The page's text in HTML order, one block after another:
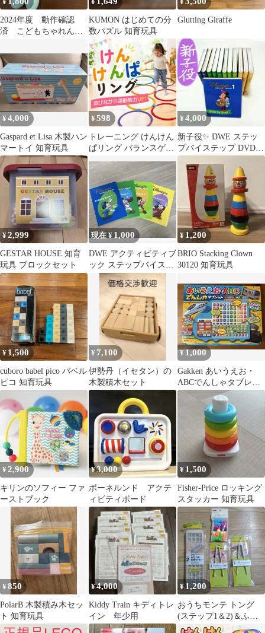
¥
2024年度 動作確認
済 こどもちゃれんじ
声ユニット
¥
KUMON はじめての分
数パズル 知育玩具
¥
Glutting Giraffe
¥4,000
Gaspard et Lisa 木製ハン
マートイ 知育玩具
¥598
トレーニング けんけん
ぱリング バランスゲー
ム キッズ 知育玩具 リ
トミック
¥4,000
新子役✨ DWE ステッ
プバイステップ DVD
ディズニー英語システ
¥2,999
GESTAR HOUSE 知育
玩具 ブロックセット
現在 ¥ 1,000
DWE アクティビティブ
ック ステップバイステ
ップ ディズニー英語シ
ステム
¥ 1,200
BRIO Stacking Clown
30120 知育玩具
¥ 1,500
cuboro babel pico バベル
ピコ 知育玩具
¥ 7,100
伊勢丹（イセタン）の
木製積木セット
¥1,000
Gakken あいうえお・
ABCでんしゃタブレッ
ト 知育玩具
¥2,900
キリンのソフィー ファ
ーストブック
¥3,000
ボーネルンド アクテ
ィビティボード
¥ 1,500
Fisher-Price ロッキング
スタッカー 知育玩具
¥850
PolarB 木製積み木セッ
ト 知育玩具
¥4,000
Kiddy Train キディトレ
イン 年少用
¥1,200
おうちモンテ トング
(ステップ1＆2)＆ふた
つき仕切りトレー＆ポ